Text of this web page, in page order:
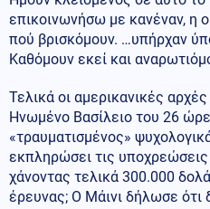
επικοινωνήσω με κανέναν, η
πού βρισκόμουν. …υπήρχαν
Καθόμουν εκεί και
Τελικά οι αμερικανικές
Ηνωμένο Βασίλειο του 26
«τραυματισμένος»
εκπληρώσει τις υποχρεώσεις
χάνοντας τελικά 300.000
έρευνας; Ο Μάινι δήλωσε